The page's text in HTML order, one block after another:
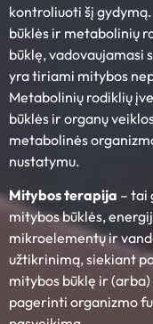
kontroliuoti šį
būklės ir metabolinių
būklę, vadovaujamasi
yra tiriami mitybos
Metabolinių rodiklių
būklės ir organų
metabolinės
nustatymu.
Mitybos terapija – tai
mitybos būklės,
mikroelementų ir
užtikrinimą, siekiant
mitybos būklę ir
pagerinti organizmo